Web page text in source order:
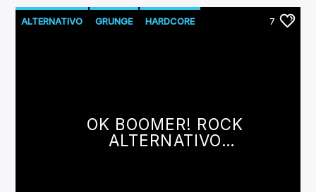
ALTERNATIVO GRUNGE HARDCORE 7
OK BOOMER! ROCK
ALTERNATIVO